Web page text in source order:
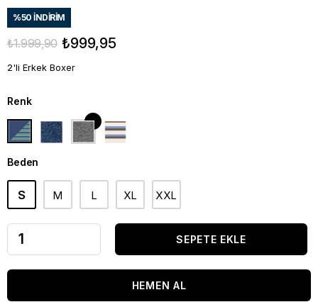
%50 İNDIRIM
₺1.999,90 ₺999,95
2'li Erkek Boxer
Renk
Beden
S M L XL XXL